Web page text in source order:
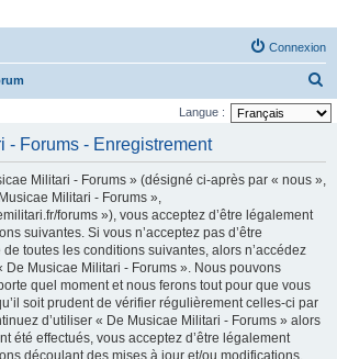
-
Connexion
e
e
Langue :
- Forums - Enregistrement
Militari - Forums » (désigné ci-après par « nous »,
Militari - Forums »,
forums »), vous acceptez d’être légalement
suivantes. Si vous n’acceptez pas d’être
toutes les conditions suivantes, alors n’accédez
De Musicae Militari - Forums ». Nous pouvons
quel moment et nous ferons tout pour que vous
soit prudent de vérifier régulièrement celles-ci par
d’utiliser « De Musicae Militari - Forums » alors
été effectués, vous acceptez d’être légalement
découlant des mises à jour et/ou modifications.